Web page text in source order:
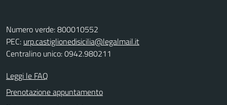
Numero verde: 800010552
PEC: urp.castiglionedisicilia@legalmail.it
Centralino unico: 0942.980211
Leggi le FAQ
Prenotazione appuntamento